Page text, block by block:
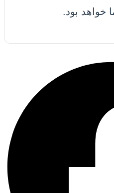
بود.